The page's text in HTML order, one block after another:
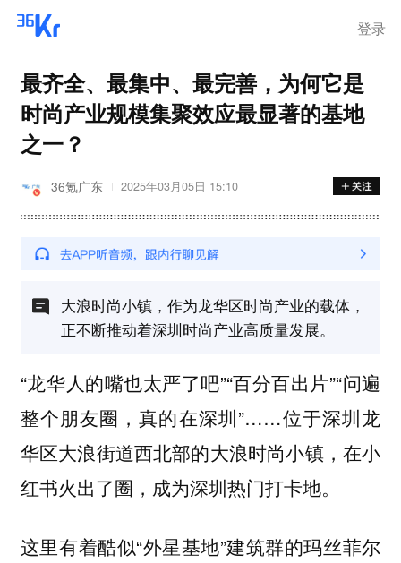
登录
最齐全、最集中、最完善，为何它是
时尚产业规模集聚效应最显著的基地
之一？
36氪广东 2025年03月05日 15:10
大浪时尚小镇，作为龙华区时尚产业的载体，
正不断推动着深圳时尚产业高质量发展。
“龙华人的嘴也太严了吧”“百分百出片”“问遍
整个朋友圈，真的在深圳”……位于深圳龙
华区大浪街道西北部的大浪时尚小镇，在小
红书火出了圈，成为深圳热门打卡地。
这里有着酷似“外星基地”建筑群的玛丝菲尔